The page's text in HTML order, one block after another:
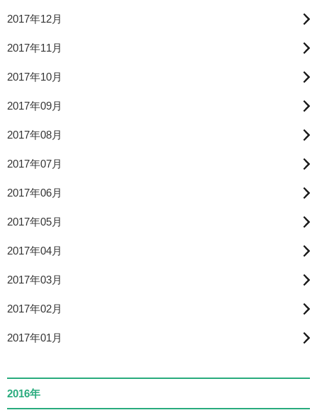
2017年12月
2017年11月
2017年10月
2017年09月
2017年08月
2017年07月
2017年06月
2017年05月
2017年04月
2017年03月
2017年02月
2017年01月
2016年